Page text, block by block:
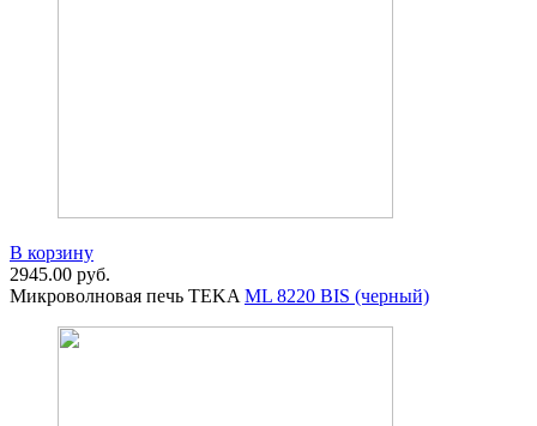
В корзину
2945.00 руб.
Микроволновая печь TEKAML 8220 BIS (черный)